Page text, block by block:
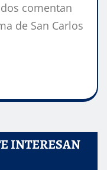
comentan
de San Carlos
INTERESAN